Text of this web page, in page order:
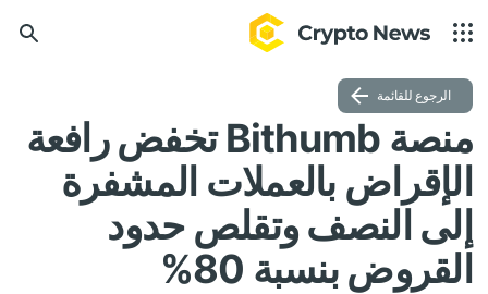
الرجوع للقائمة
منصة Bithumb تخفض رافعة
الإقراض بالعملات المشفرة
إلى النصف وتقلص حدود
القروض بنسبة 80%